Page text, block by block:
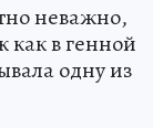
неважно,
как в генной
одну из